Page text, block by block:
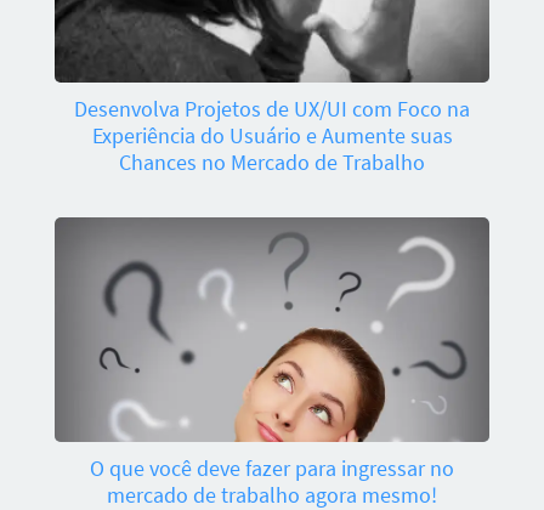
Desenvolva Projetos de UX/UI com Foco na
Experiência do Usuário e Aumente suas
Chances no Mercado de Trabalho
O que você deve fazer para ingressar no
mercado de trabalho agora mesmo!